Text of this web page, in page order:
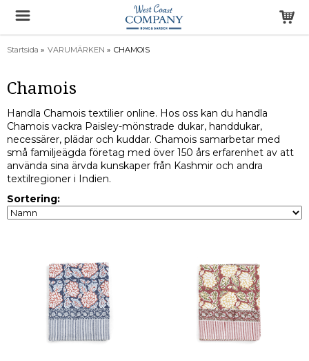
Startsida » VARUMÄRKEN » CHAMOIS
Chamois
Handla Chamois textilier online. Hos oss kan du handla
Chamois vackra Paisley-mönstrade dukar, handdukar,
necessärer, plädar och kuddar. Chamois samarbetar med
små familjeägda företag med över 150 års erfarenhet av att
använda sina ärvda kunskaper från Kashmir och andra
textilregioner i Indien.
Sortering: